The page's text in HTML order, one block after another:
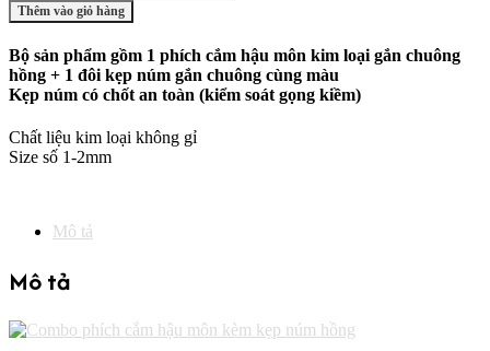
cắm
môn
kèm
kẹp
hồng
số
Thêm vào giỏ hàng
Bộ sản phẩm gồm 1 phích cắm hậu môn kim loại gắn chuông
hồng + 1 đôi kẹp núm gắn chuông cùng màu
Kẹp núm có chốt an toàn (kiểm soát gọng kiềm)
Chất liệu kim loại không gỉ
Size số 1-2mm
Mô tả
Mô tả